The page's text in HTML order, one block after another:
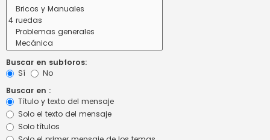
Buscar en subforos:
Sí
No
Buscar en :
Título y texto del mensaje
Solo el texto del mensaje
Solo títulos